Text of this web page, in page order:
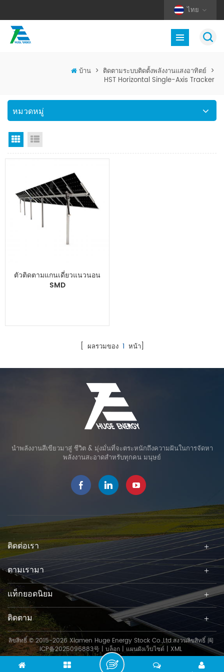
ไทย
บ้าน > ติดตามระบบติดตั้งพลังงานแสงอาทิตย์ >
HST Horizontal Single-Axis Tracker
หมวดหมู่
มุมมองตาราง
ตัวติดตามแกนเดี่ยวแนวนอน
SMD
[ ผลรวมของ 1 หน้า]
นำพลังงานสีเขียวมาสู่ ชีวิต & มุ่งมั่นที่จะตระหนักถึงความฝันในการจัดหา
พลังงานสะอาดสำหรับทุกคน มนุษย์
ติดต่อเรา
ตามเรามา
แท็กยอดนิยม
ติดตาม
ลิขสิทธิ์ © 2015-2026 Xiamen Huge Energy Stock Co.,Ltd.สงวนลิขสิทธิ์ 闽
ICP备2025096883号 | บล็อก | แผนผังเว็บไซต์ | XML